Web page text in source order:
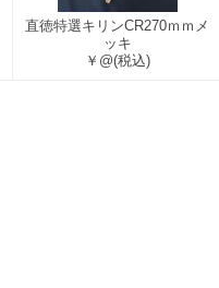
直徳特選キリンCR270ｍｍメ
ッキ
￥@(税込)